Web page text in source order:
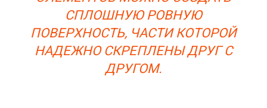
СПЛОШНУЮ РОВНУЮ
ПОВЕРХНОСТЬ, ЧАСТИ КОТОРОЙ
НАДЕЖНО СКРЕПЛЕНЫ ДРУГ С
ДРУГОМ.